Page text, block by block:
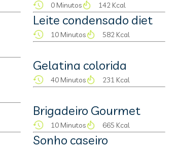
0 Minutos 142 Kcal
Leite condensado diet
10 Minutos 582 Kcal
Gelatina colorida
40 Minutos 231 Kcal
Brigadeiro Gourmet
10 Minutos 665 Kcal
Sonho caseiro